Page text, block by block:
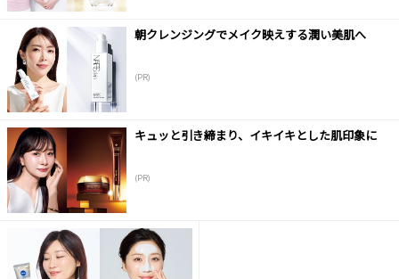
朝クレンジングでメイク映えする潤い美肌へ
(PR)
キュッと引き締まり、イキイキとした肌印象に
(PR)